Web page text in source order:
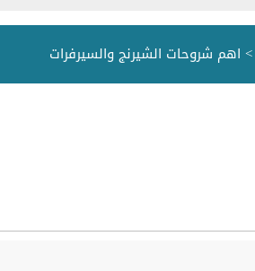
> اهم شروحات الشيرنج والسيرفرات